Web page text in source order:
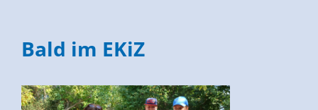
Bald im EKiZ